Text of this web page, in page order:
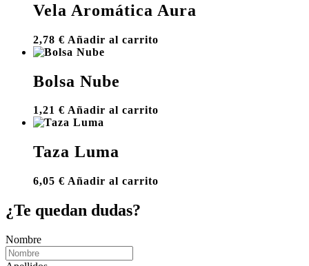
Vela Aromática Aura
2,78 € Añadir al carrito
Bolsa Nube
1,21 € Añadir al carrito
Taza Luma
6,05 € Añadir al carrito
¿Te quedan dudas?
Nombre